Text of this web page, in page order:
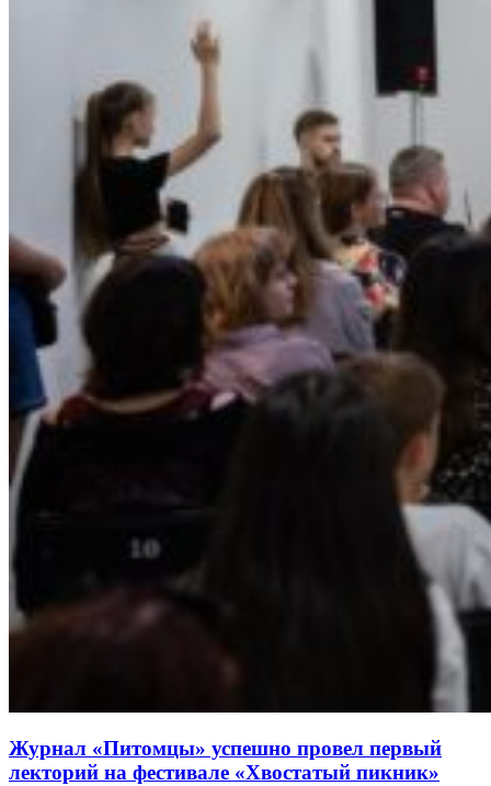
Журнал «Питомцы» успешно провел первый
лекторий на фестивале «Хвостатый пикник»